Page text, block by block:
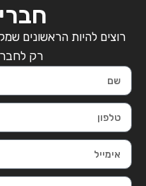
רוצים להיות הראשונים
רק